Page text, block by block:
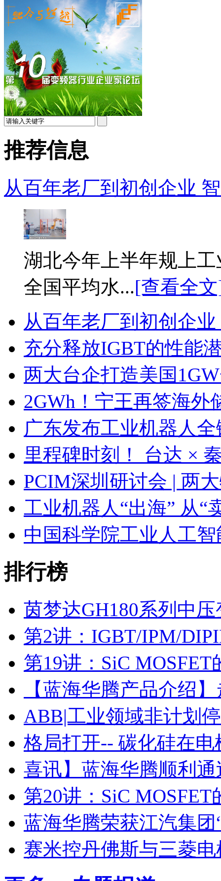
推荐信息
从百年老厂到初创企业
湖北今年上半年规上
全国平均水...[查看全
从百年老厂到初创企
充分释放IGBT的性能
两大台企打造美国
2GWh！宁王再签海外
广东发布工业机器人
里程碑时刻！ 台达 ×
PCIM深圳研讨会 | 两
工业机器人“出海” 从“
中国科学院工业人工
排行榜
茵梦达GH180系列中
第2讲：IGBT/IPM/
第19讲：SiC
【蓝海华腾产品介绍
ABB|工业领域非计划
格局打开-- 碳化硅在
喜讯】蓝海华腾顺利通
第20讲：SiC
蓝海华腾荣获江汽集
赛米控丹佛斯与三菱